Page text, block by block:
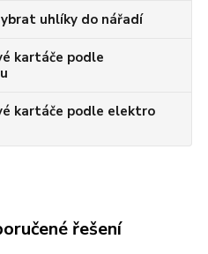
uhlíky do nářadí
kartáče podle
kartáče podle elektro
řešení